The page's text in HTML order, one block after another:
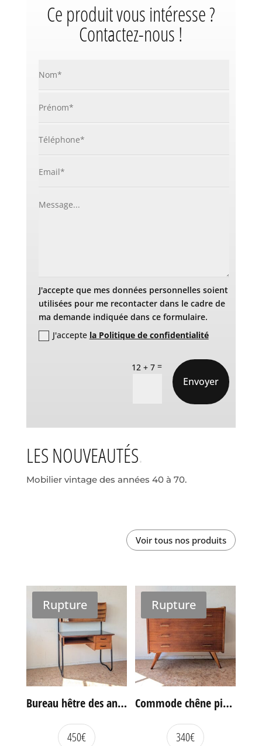
Ce produit vous intéresse ?
Contactez-nous !
J'accepte que mes données personnelles soient
utilisées pour me recontacter dans le cadre de
ma demande indiquée dans ce formulaire.
J'accepte la Politique de confidentialité
12 + 7 =
Envoyer
LES NOUVEAUTÉS
Mobilier vintage des années 40 à 70.
Voir tous nos produits
Rupture
Bureau hêtre des années 60
450€
Rupture
Commode chêne pieds compas vintage
340€